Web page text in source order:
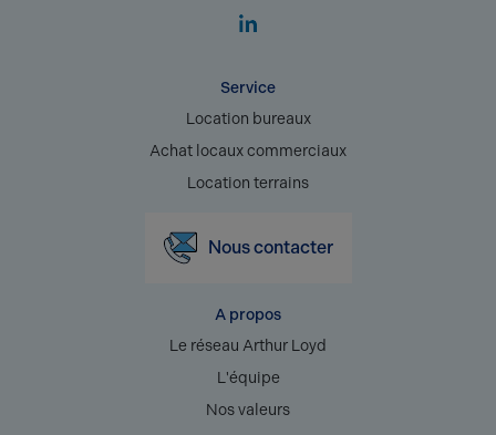
Service
Location bureaux
Achat locaux commerciaux
Location terrains
Nous contacter
A propos
Le réseau Arthur Loyd
L'équipe
Nos valeurs